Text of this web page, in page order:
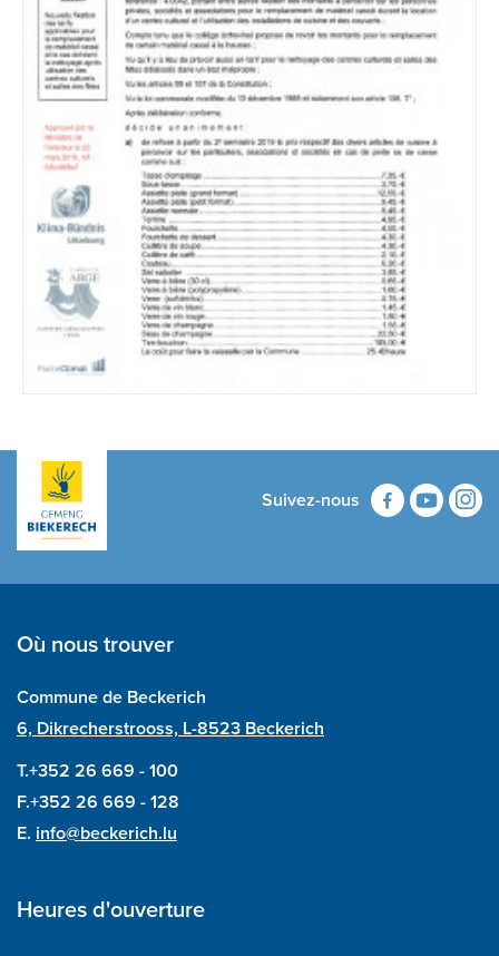
Suivez-nous
Où nous trouver
Commune de Beckerich
6, Dikrecherstrooss, L-8523 Beckerich
T.+352 26 669 - 100
F.+352 26 669 - 128
E. info@beckerich.lu
Heures d'ouverture